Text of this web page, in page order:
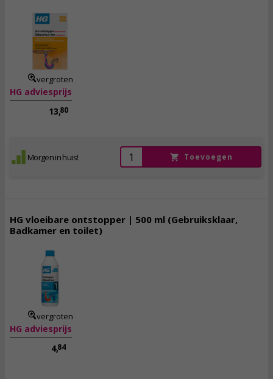
vergroten
HG adviesprijs
13,80
Morgen in huis! Toevoegen
HG vloeibare ontstopper | 500 ml (Gebruiksklaar,
Badkamer en toilet)
vergroten
HG adviesprijs
4,84